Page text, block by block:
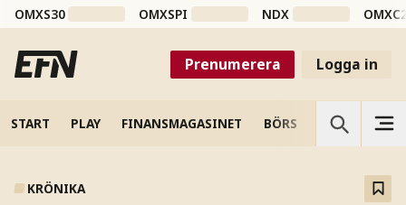
OMXS30 OMXSPI NDX
Prenumerera Logga in
START PLAY FINANSMAGASINET BÖRS VETENSKAP
KRÖNIKA